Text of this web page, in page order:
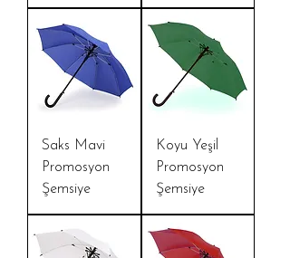
Saks Mavi
Promosyon
Şemsiye
Koyu Yeşil
Promosyon
Şemsiye